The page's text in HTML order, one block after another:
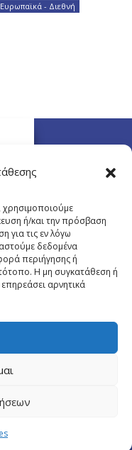
χρησιμοποιούμε
ή/και την πρόσβαση
για τις εν λόγω
δεδομένα
περιήγησης ή
Η μη συγκατάθεση ή
αρνητικά
Ευρωπαϊκά - Διεθνή
Αθήνα
& Hosted by